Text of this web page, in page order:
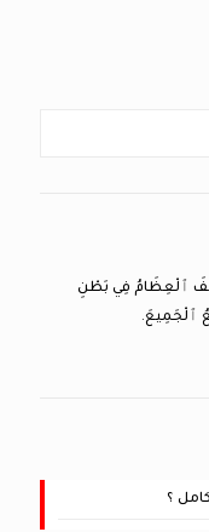
ٱلْعِظَامُ فِي بَطْنِ
ٱلْجَمِيعَ.
؟